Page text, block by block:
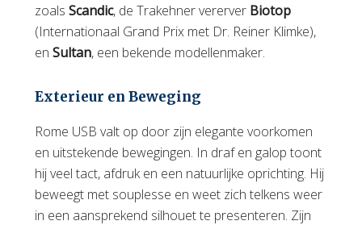
zoals Scandic, de Trakehner vererver Biotop
(Internationaal Grand Prix met Dr. Reiner Klimke),
en Sultan, een bekende modellenmaker.
Exterieur en Beweging
Rome USB valt op door zijn elegante voorkomen
en uitstekende bewegingen. In draf en galop toont
hij veel tact, afdruk en een natuurlijke oprichting. Hij
beweegt met souplesse en weet zich telkens weer
in een aansprekend silhouet te presenteren. Zijn